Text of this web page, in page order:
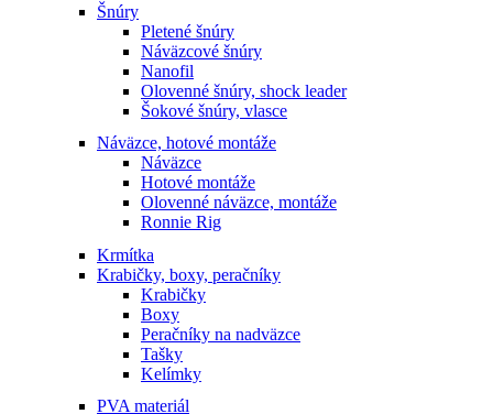
Šnúry
Pletené šnúry
Náväzcové šnúry
Nanofil
Olovenné šnúry, shock leader
Šokové šnúry, vlasce
Náväzce, hotové montáže
Náväzce
Hotové montáže
Olovenné náväzce, montáže
Ronnie Rig
Krmítka
Krabičky, boxy, peračníky
Krabičky
Boxy
Peračníky na nadväzce
Tašky
Kelímky
PVA materiál